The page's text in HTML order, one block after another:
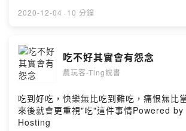
2020-12-04 · 10 分鐘
吃不好其實會有怨念
農玩客-Ting說書
吃到好吃，快樂無比吃到難吃，痛恨無比
來後就會更重視"吃"這件事情Powered
Hosting